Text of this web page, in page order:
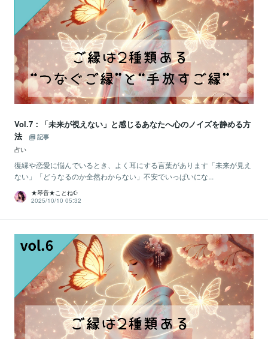
Vol.7：「未来が視えない」と感じるあなたへ心のノイズを静める方
法
記事
占い
復縁や恋愛に悩んでいるとき、よく耳にする言葉があります「未来が見え
ない」「どうなるのか全然わからない」不安でいっぱいにな...
★琴音★ことね☪️
2025/10/10 05:32